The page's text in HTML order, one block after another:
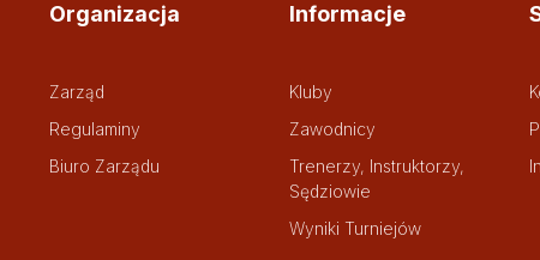
Organizacja
Zarząd
Regulaminy
Biuro Zarządu
Informacje
Kluby
Zawodnicy
Trenerzy, Instruktorzy,
Sędziowie
Wyniki Turniejów